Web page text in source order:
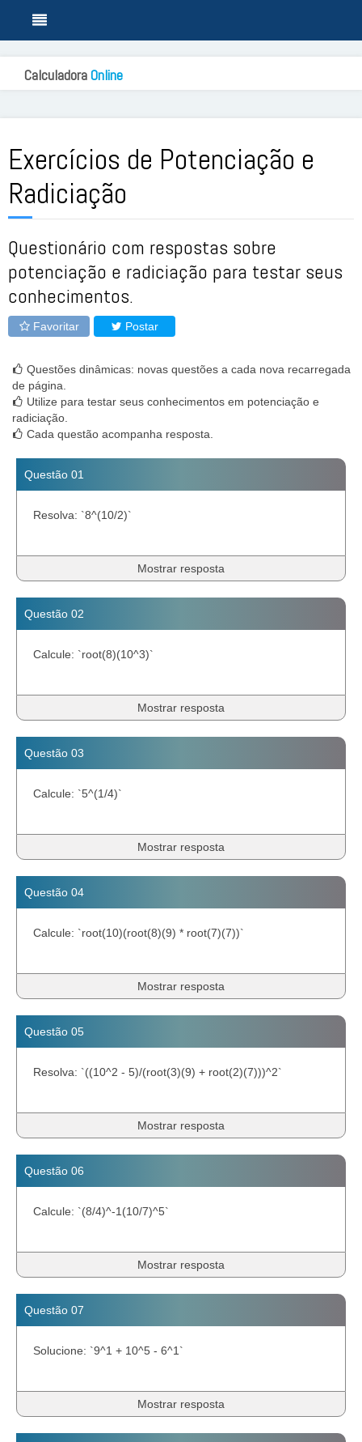
CalculadoraOnline
Exercícios de Potenciação e
Radiciação
Questionário com respostas sobre
potenciação e radiciação para testar seus
conhecimentos.
Favoritar Postar
Questões dinâmicas: novas questões a cada nova recarregada
de página.
Utilize para testar seus conhecimentos em potenciação e
radiciação.
Cada questão acompanha resposta.
Questão 01
Resolva: `8^(10/2)`
Mostrar resposta
Questão 02
Calcule: `root(8)(10^3)`
Mostrar resposta
Questão 03
Calcule: `5^(1/4)`
Mostrar resposta
Questão 04
Calcule: `root(10)(root(8)(9) * root(7)(7))`
Mostrar resposta
Questão 05
Resolva: `((10^2 - 5)/(root(3)(9) + root(2)(7)))^2`
Mostrar resposta
Questão 06
Calcule: `(8/4)^-1(10/7)^5`
Mostrar resposta
Questão 07
Solucione: `9^1 + 10^5 - 6^1`
Mostrar resposta